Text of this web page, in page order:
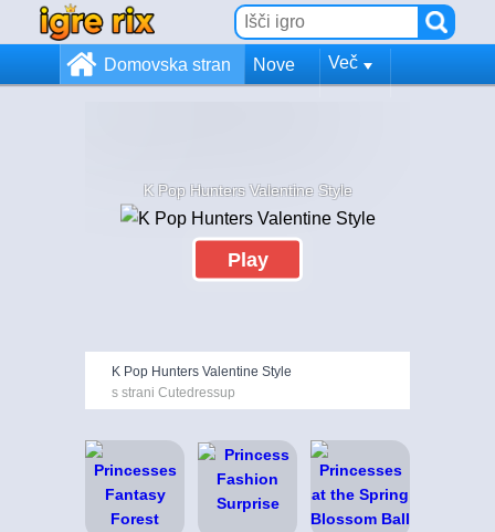
Domovska stran Nove Več
K Pop Hunters Valentine Style
Play
K Pop Hunters Valentine Style
s strani Cutedressup